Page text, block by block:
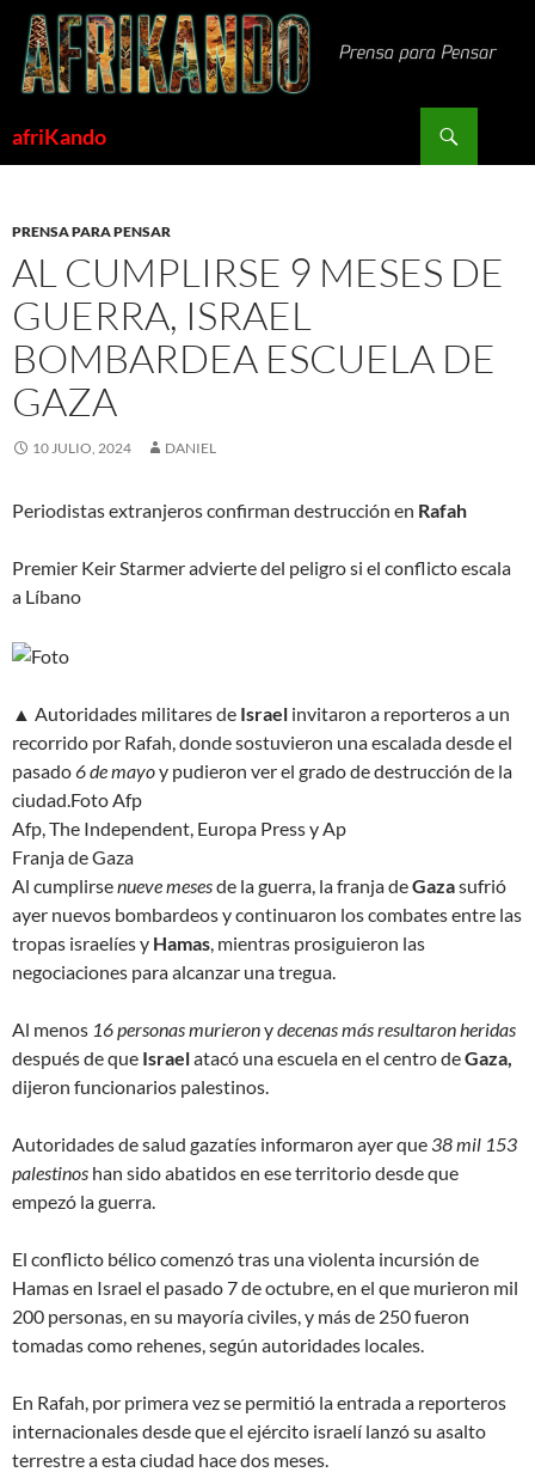
Saltar
contenido
afriKando
PRENSA PARA PENSAR
AL CUMPLIRSE 9 MESES DE
GUERRA, ISRAEL
BOMBARDEA ESCUELA DE
GAZA
10 JULIO, 2024 DANIEL
Periodistas extranjeros confirman destrucción en Rafah
Premier Keir Starmer advierte del peligro si el conflicto escala
a Líbano
▲ Autoridades militares de Israel invitaron a reporteros a un
recorrido por Rafah, donde sostuvieron una escalada desde el
pasado6 de mayoy pudieron ver el grado de destrucción de la
ciudad. Foto Afp
Afp, The Independent, Europa Press y Ap
Franja de Gaza
Al cumplirsenueve mesesde la guerra, la franja deGazasufrió
ayer nuevos bombardeos y continuaron los combates entre las
tropas israelíes y Hamas , mientras prosiguieron las
negociaciones para alcanzar una tregua.
Al menos 16 personas murieronydecenas más resultaron heridas
después de que Israelatacó una escuela en el centro deGaza,
dijeron funcionarios palestinos.
Autoridades de salud gazatíes informaron ayer que 38 mil 153
palestinos han sido abatidos en ese territorio desde que
empezó la guerra.
El conflicto bélico comenzó tras una violenta incursión de
Hamas en Israel el pasado 7 de octubre, en el que murieron mil
200 personas, en su mayoría civiles, y más de 250 fueron
tomadas como rehenes, según autoridades locales.
En Rafah, por primera vez se permitió la entrada a reporteros
internacionales desde que el ejército israelí lanzó su asalto
terrestre a esta ciudad hace dos meses.